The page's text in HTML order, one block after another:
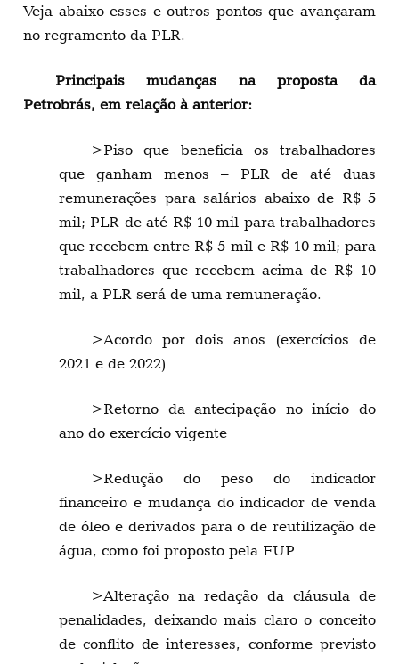
Veja abaixo esses e outros pontos que avançaram
no regramento da PLR.
Principais mudanças na proposta da
Petrobrás, em relação à anterior:
>Piso que beneficia os trabalhadores
que ganham menos – PLR de até duas
remunerações para salários abaixo de R$ 5
mil; PLR de até R$ 10 mil para trabalhadores
que recebem entre R$ 5 mil e R$ 10 mil; para
trabalhadores que recebem acima de R$ 10
mil, a PLR será de uma remuneração.
>Acordo por dois anos (exercícios de
2021 e de 2022)
>Retorno da antecipação no início do
ano do exercício vigente
>Redução do peso do indicador
financeiro e mudança do indicador de venda
de óleo e derivados para o de reutilização de
água, como foi proposto pela FUP
>Alteração na redação da cláusula de
penalidades, deixando mais claro o conceito
de conflito de interesses, conforme previsto